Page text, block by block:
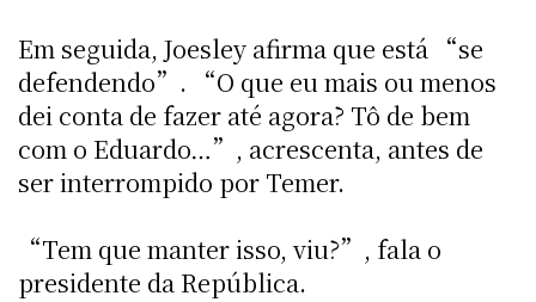
Em seguida, Joesley afirma que está “se
defendendo”. “O que eu mais ou menos
dei conta de fazer até agora? Tô de bem
com o Eduardo…”, acrescenta, antes de
ser interrompido por Temer.
“Tem que manter isso, viu?”, fala o
presidente da República.